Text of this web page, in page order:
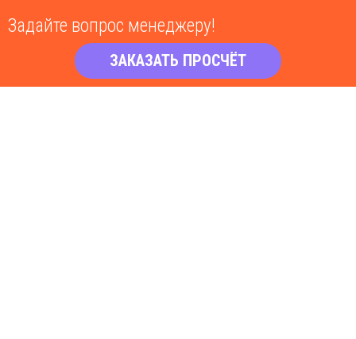
Задайте вопрос менеджеру!
ЗАКАЗАТЬ ПРОСЧЁТ